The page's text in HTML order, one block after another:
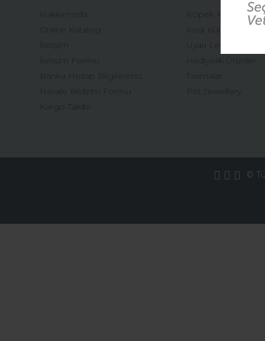
Hakkımızda
Online Katalog
İletişim
İletişim Formu
Banka Hesap Bilgilerimiz
Havale Bildirim Formu
Kargo Takibi
Köpek Künyeleri
Kedi Künyeleri
Uyarı Levhaları
Hediyelik Ürünler
Tasmalar
Pet Jewellery
©